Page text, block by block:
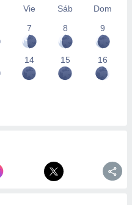
Vie Sáb
Dom
7 8 9
14 15 16